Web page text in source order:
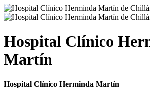
Hospital Clínico
Martín
Hospital Clínico Herminda Martín